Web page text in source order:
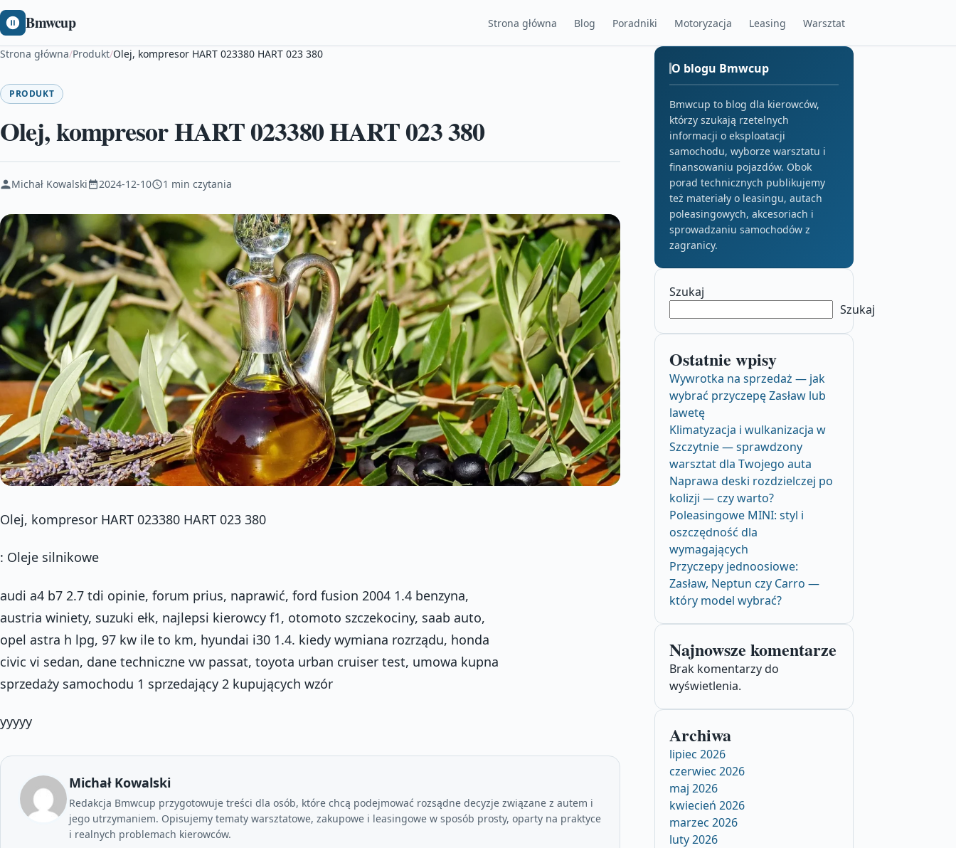
Bmwcup Strona główna Blog Poradniki Motoryzacja Leasing Warsztat
Strona główna/Produkt/Olej, kompresor HART 023380 HART 023 380
PRODUKT
Olej, kompresor HART 023380 HART 023 380
Michał Kowalski 2024-12-10 1 min czytania
Olej, kompresor HART 023380 HART 023 380
: Oleje silnikowe
audi a4 b7 2.7 tdi opinie, forum prius, naprawić, ford fusion 2004 1.4 benzyna,
austria winiety, suzuki ełk, najlepsi kierowcy f1, otomoto szczekociny, saab auto,
opel astra h lpg, 97 kw ile to km, hyundai i30 1.4. kiedy wymiana rozrządu, honda
civic vi sedan, dane techniczne vw passat, toyota urban cruiser test, umowa kupna
sprzedaży samochodu 1 sprzedający 2 kupujących wzór
yyyyy
Michał Kowalski
Redakcja Bmwcup przygotowuje treści dla osób, które chcą podejmować rozsądne decyzje związane z autem i
jego utrzymaniem. Opisujemy tematy warsztatowe, zakupowe i leasingowe w sposób prosty, oparty na praktyce
i realnych problemach kierowców.
O blogu Bmwcup
Bmwcup to blog dla kierowców,
którzy szukają rzetelnych
informacji o eksploatacji
samochodu, wyborze warsztatu i
finansowaniu pojazdów. Obok
porad technicznych publikujemy
też materiały o leasingu, autach
poleasingowych, akcesoriach i
sprowadzaniu samochodów z
zagranicy.
Szukaj
Szukaj
Ostatnie wpisy
Wywrotka na sprzedaż — jak
wybrać przyczepę Zasław lub
lawetę
Klimatyzacja i wulkanizacja w
Szczytnie — sprawdzony
warsztat dla Twojego auta
Naprawa deski rozdzielczej po
kolizji — czy warto?
Poleasingowe MINI: styl i
oszczędność dla
wymagających
Przyczepy jednoosiowe:
Zasław, Neptun czy Carro —
który model wybrać?
Najnowsze komentarze
Brak komentarzy do
wyświetlenia.
Archiwa
lipiec 2026
czerwiec 2026
maj 2026
kwiecień 2026
marzec 2026
luty 2026